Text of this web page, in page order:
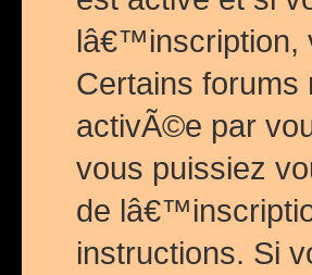
lâ€™inscription,
Certains forums
activÃ©e par
vous puissiez
de
instructions. Si